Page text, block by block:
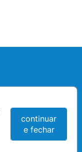
continuar
e fechar